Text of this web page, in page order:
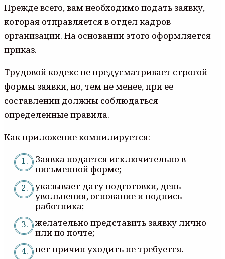
Прежде всего, вам необходимо подать заявку,
которая отправляется в отдел кадров
организации. На основании этого оформляется
приказ.
Трудовой кодекс не предусматривает строгой
формы заявки, но, тем не менее, при ее
составлении должны соблюдаться
определенные правила.
Как приложение компилируется:
Заявка подается исключительно в
письменной форме;
указывает дату подготовки, день
увольнения, основание и подпись
работника;
желательно представить заявку лично
или по почте;
нет причин уходить не требуется.